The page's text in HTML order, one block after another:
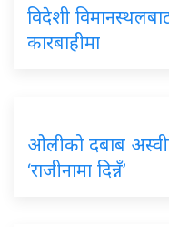
विदेशी
कारबाहीमा
ओलीको दबाब
‘राजीनामा दिन्नँ’